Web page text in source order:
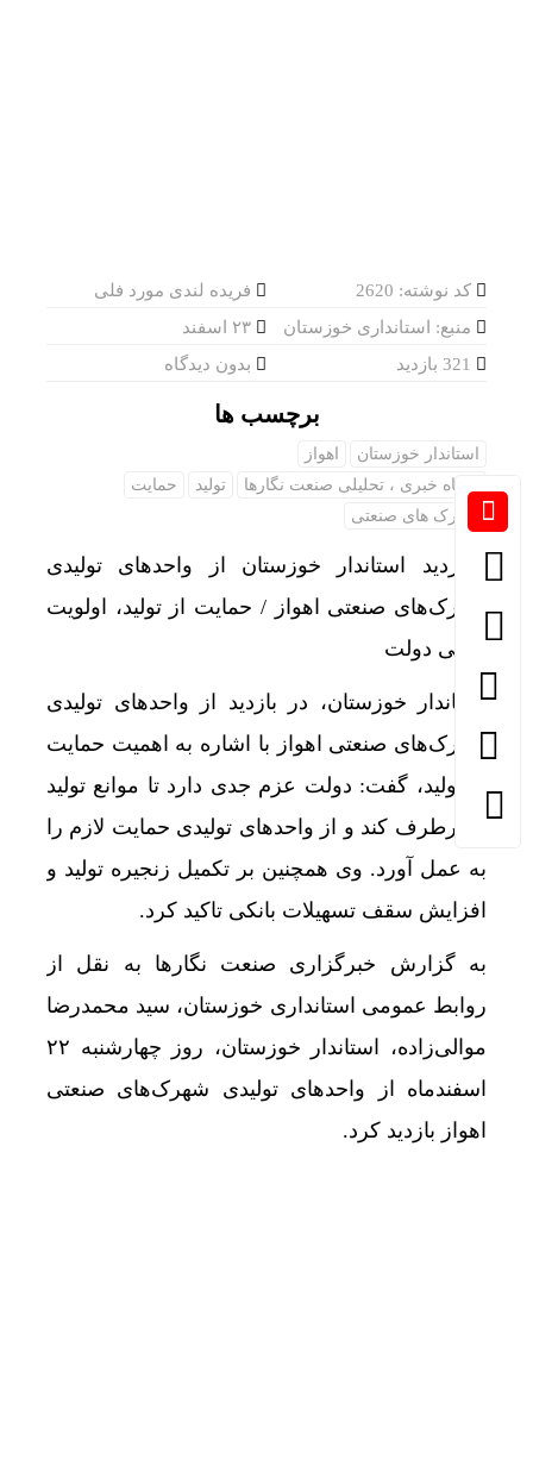
کد نوشته: 2620
فریده لندی مورد فلی
منبع: استانداری خوزستان
بدون دیدگاه
برچسب ها
استاندار خوزستان
اهواز
پایگاه خبری ، تحلیلی صنعت نگارها
تولید
حمایت
شهرک های صنعتی
بازدید استاندار خوزستان از واحدهای تولیدی
شهرک‌های صنعتی اهواز / حمایت از تولید، اولویت
اصلی دولت
استاندار خوزستان، در بازدید از واحدهای تولیدی
شهرک‌های صنعتی اهواز با اشاره به اهمیت حمایت
از تولید، گفت: دولت عزم جدی دارد تا موانع تولید
را برطرف کند و از واحدهای تولیدی حمایت لازم را
به عمل آورد. وی همچنین بر تکمیل زنجیره تولید و
افزایش سقف تسهیلات بانکی تاکید کرد.
به گزارش خبرگزاری صنعت نگارها به نقل از
روابط عمومی استانداری خوزستان، سید محمدرضا
موالی‌زاده، استاندار خوزستان، روز چهارشنبه ۲۲
اسفندماه از واحدهای تولیدی شهرک‌های صنعتی
اهواز بازدید کرد.